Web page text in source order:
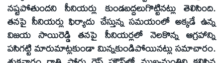
నష్టపోతుందని సీనియర్లు కుండబద్దలుగొట్టినట్లు తెలిసింది.
తనపై సీనియర్లు ఫిర్యాదు చేస్తున్న సమయంలో అక్కడే ఉన్న
విజయ సాయిరెడ్డి తనపై సీనియర్లలో నెలకొన్న ఆగ్రహాన్ని
పసిగట్టి మారుమాట్లకుండా మిన్నకుండిపోయినట్లు సమాచారం.